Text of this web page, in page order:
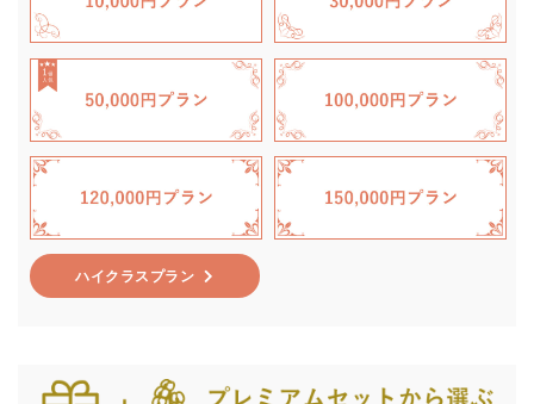
ハイクラスプラン